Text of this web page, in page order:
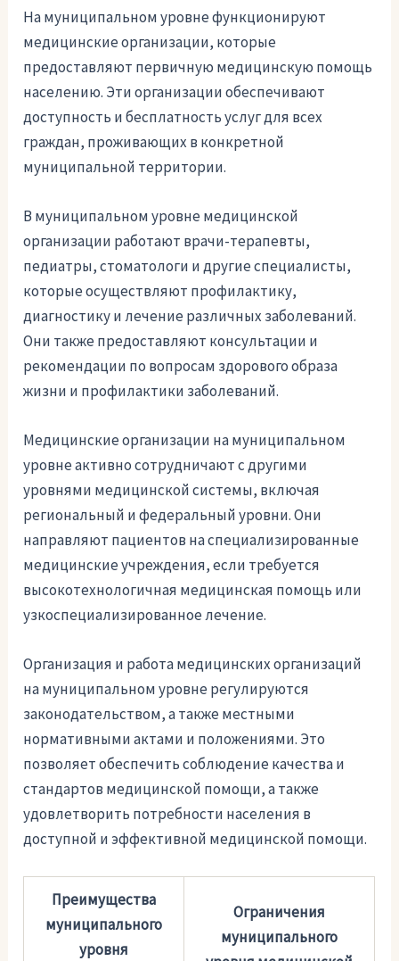
На муниципальном уровне функционируют
медицинские организации, которые
предоставляют первичную медицинскую помощь
населению. Эти организации обеспечивают
доступность и бесплатность услуг для всех
граждан, проживающих в конкретной
муниципальной территории.
В муниципальном уровне медицинской
организации работают врачи-терапевты,
педиатры, стоматологи и другие специалисты,
которые осуществляют профилактику,
диагностику и лечение различных заболеваний.
Они также предоставляют консультации и
рекомендации по вопросам здорового образа
жизни и профилактики заболеваний.
Медицинские организации на муниципальном
уровне активно сотрудничают с другими
уровнями медицинской системы, включая
региональный и федеральный уровни. Они
направляют пациентов на специализированные
медицинские учреждения, если требуется
высокотехнологичная медицинская помощь или
узкоспециализированное лечение.
Организация и работа медицинских организаций
на муниципальном уровне регулируются
законодательством, а также местными
нормативными актами и положениями. Это
позволяет обеспечить соблюдение качества и
стандартов медицинской помощи, а также
удовлетворить потребности населения в
доступной и эффективной медицинской помощи.
Преимущества
муниципального
уровня
Ограничения
муниципального